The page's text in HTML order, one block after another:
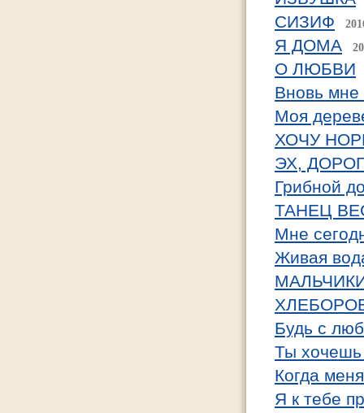
СИЗИФ
Я ДОМА
О ЛЮБВИ
Вновь мне
Моя
ХОЧУ
ЭХ,
Грибной
ТАНЕЦ
Мне
Живая
Будь с
Ты хочешь
Когда
Я к тебе